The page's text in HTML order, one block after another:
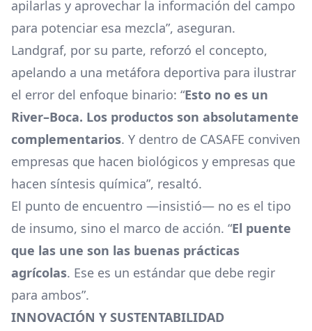
apilarlas y aprovechar la información del campo
para potenciar esa mezcla”, aseguran.
Landgraf, por su parte, reforzó el concepto,
apelando a una metáfora deportiva para ilustrar
el error del enfoque binario: “Esto no es un
River–Boca. Los productos son absolutamente
complementarios. Y dentro de CASAFE conviven
empresas que hacen biológicos y empresas que
hacen síntesis química”, resaltó.
El punto de encuentro —insistió— no es el tipo
de insumo, sino el marco de acción. “El puente
que las une son las buenas prácticas
agrícolas. Ese es un estándar que debe regir
para ambos”.
INNOVACIÓN Y SUSTENTABILIDAD